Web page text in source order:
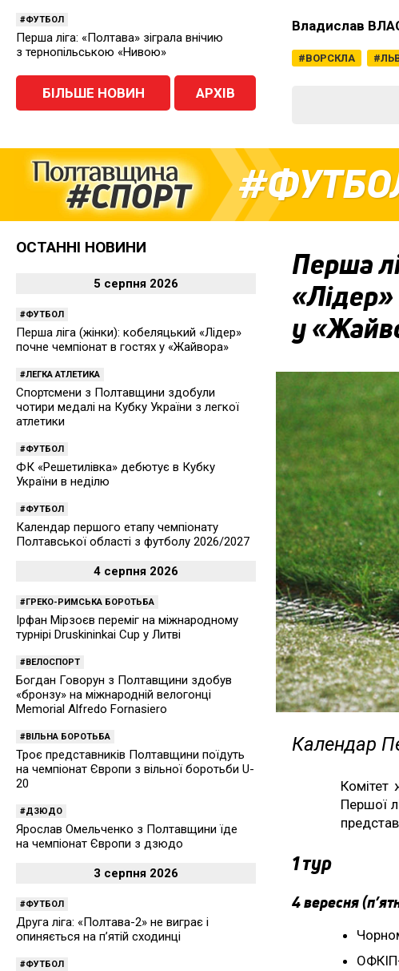
Владислав
ВОРСКЛА
ФУТБОЛ
Перша ліга: «Полтава» зіграла внічию
з тернопільською «Нивою»
БІЛЬШЕ НОВИН АРХІВ
Перша
«Лідер»
у
Календар
Комітет
Першої
1 тур
4 вересня
ОСТАННІ НОВИНИ
5 серпня 2026
ФУТБОЛ
Перша ліга (жінки): кобеляцький «Лідер»
почне чемпіонат в гостях у «Жайвора»
ЛЕГКА АТЛЕТИКА
Спортсмени з Полтавщини здобули
чотири медалі на Кубку України з легкої
атлетики
ФУТБОЛ
ФК «Решетилівка» дебютує в Кубку
України в неділю
ФУТБОЛ
Календар першого етапу чемпіонату
Полтавської області з футболу 2026/2027
4 серпня 2026
ГРЕКО-РИМСЬКА БОРОТЬБА
Ірфан Мірзоєв переміг на міжнародному
турнірі Druskininkai Cup у Литві
ВЕЛОСПОРТ
Богдан Говорун з Полтавщини здобув
«бронзу» на міжнародній велогонці
Memorial Alfredo Fornasiero
ВІЛЬНА БОРОТЬБА
Троє представників Полтавщини поїдуть
на чемпіонат Європи з вільної боротьби U-
20
ДЗЮДО
Ярослав Омельченко з Полтавщини їде
на чемпіонат Європи з дзюдо
3 серпня 2026
ФУТБОЛ
Друга ліга: «Полтава-2» не виграє і
опиняється на п’ятій сходинці
ФУТБОЛ